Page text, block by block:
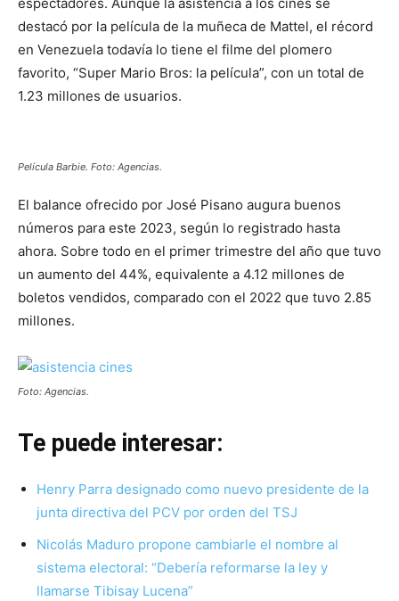
destacó por la película de la muñeca de Mattel, el récord
en Venezuela todavía lo tiene el filme del plomero
favorito, “Super Mario Bros: la película”, con un total de
1.23 millones de usuarios.
Película Barbie. Foto: Agencias.
El balance ofrecido por José Pisano augura buenos
números para este 2023, según lo registrado hasta
ahora. Sobre todo en el primer trimestre del año que tuvo
un aumento del 44%, equivalente a 4.12 millones de
boletos vendidos, comparado con el 2022 que tuvo 2.85
millones.
Foto: Agencias.
Te puede interesar:
Henry Parra designado como nuevo presidente de la
junta directiva del PCV por orden del TSJ
Nicolás Maduro propone cambiarle el nombre al
sistema electoral: “Debería reformarse la ley y
llamarse Tibisay Lucena”